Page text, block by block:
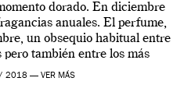
dorado. En diciembre
anuales. El perfume,
un obsequio habitual entre
pero también entre los más
Estos días ha […]
2018 — VER MÁS